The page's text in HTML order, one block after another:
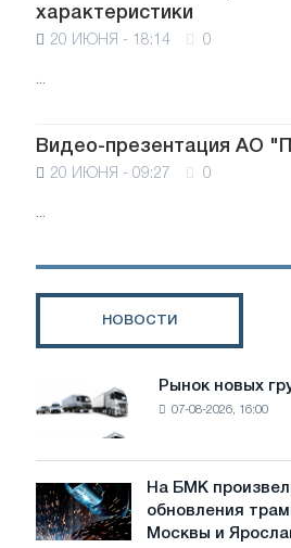
характеристики
20 ИЮНЯ - 18:14 0
...
Видео-презентация АО
20 ИЮНЯ - 09:27 0
...
НОВОСТИ
Рынок
новых
грузовиков
в
июле
Рынок новых
07-08-2026, 16:00
На
БМК
произвели
На БМК
обновления
Москвы и